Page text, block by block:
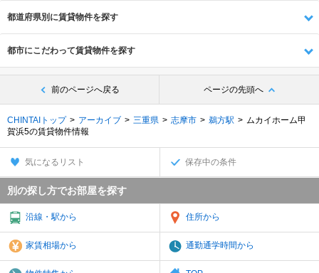
都道府県別に賃貸物件を探す
都市にこだわって賃貸物件を探す
前のページへ戻る ページの先頭へ
CHINTAIトップ アーカイブ 三重県 志摩市 鵜方駅
ムカイホーム甲
賀浜5の賃貸物件情報
気になるリスト 保存中の条件
別の探し方でお部屋を探す
沿線・駅から 住所から
家賃相場から 通勤通学時間から